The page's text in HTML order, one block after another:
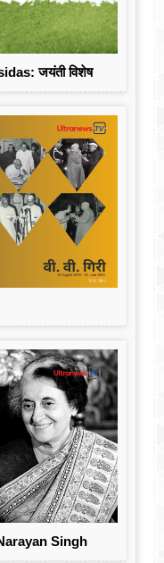
जयंती विशेष
Singh